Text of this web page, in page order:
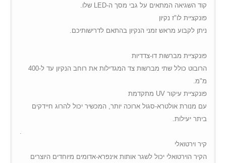
קוד השגיאה המתאים על גבי מסך ה-LED שלו.
פונקציית לו"ז נקיון
ניתן לקבוע מראש זמני הנקיון בהתאם לדרישותיכם.
פונקציית מברשות דו-צדדיות
הרובוט כולל שתי מברשות צד המגדילות את רוחב הנקיון עד ל-400
מ"מ.
פונקציית עיקורUV מתקדמת
עם מנורת אולטרא-סגול ארוכה יותר, המכשיר יכול להרוג חיידקים
ביתר יעילות.
.
קיר וירטואלי
הקיר הוירטואלי יכול לשגר אותות אינפרא-אדומים מיוחדים היוצרים